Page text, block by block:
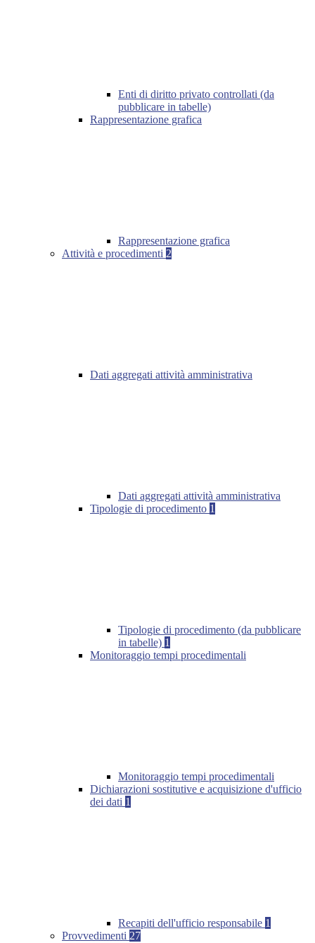
Enti di diritto privato controllati (da
pubblicare in tabelle)
Rappresentazione grafica
Rappresentazione grafica
Attività e procedimenti 2
Dati aggregati attività amministrativa
Dati aggregati attività amministrativa
Tipologie di procedimento 1
Tipologie di procedimento (da pubblicare
in tabelle) 1
Monitoraggio tempi procedimentali
Monitoraggio tempi procedimentali
Dichiarazioni sostitutive e acquisizione d'ufficio
dei dati 1
Recapiti dell'ufficio responsabile 1
Provvedimenti 27